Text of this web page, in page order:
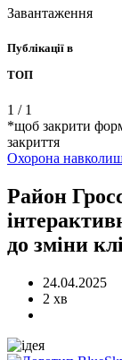
Завантаження
Публікації в
ТОП
1 / 1
*щоб закрити
закриття
Охорона
Район
до зміни
24.04.2025
2 хв